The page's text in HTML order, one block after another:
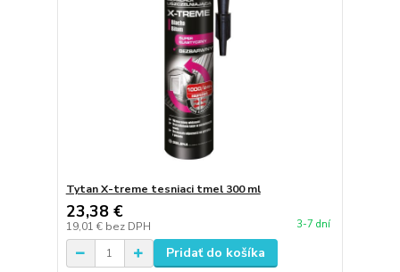
Tytan X-treme tesniaci tmel 300 ml
23,38 €
19,01 € bez DPH 3-7 dní
Pridať do košíka